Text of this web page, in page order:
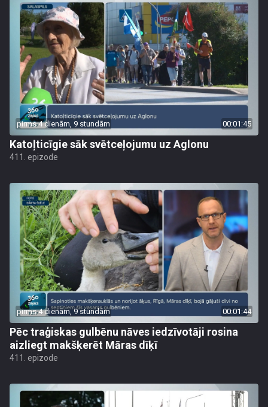
pirms 4 dienām, 9 stundām 00:01:45
Katoļticīgie sāk svētceļojumu uz Aglonu
411. epizode
pirms 4 dienām, 9 stundām 00:01:44
Pēc traģiskas gulbēnu nāves iedzīvotāji rosina
aizliegt makšķerēt Māras dīķī
411. epizode